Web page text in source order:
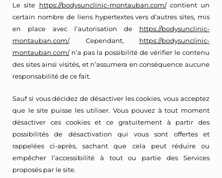
Le site https://bodysunclinic-montauban.com/contient un
certain nombre de liens hypertextes vers d’autres sites, mis
en place avec l’autorisation de https://bodysunclinic-
montauban.com/. Cependant, https://bodysunclinic-
montauban.com/n’a pas la possibilité de vérifier le contenu
des sites ainsi visités, et n’assumera en conséquence aucune
responsabilité de ce fait.
Sauf si vous décidez de désactiver les cookies, vous acceptez
que le site puisse les utiliser. Vous pouvez à tout moment
désactiver ces cookies et ce gratuitement à partir des
possibilités de désactivation qui vous sont offertes et
rappelées ci-après, sachant que cela peut réduire ou
empêcher l’accessibilité à tout ou partie des Services
proposés par le site.